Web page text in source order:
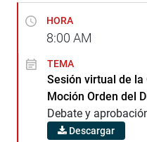
HORA
8:00 AM
TEMA
Sesión virtual de
Moción Orden del
Debate y
Descargar